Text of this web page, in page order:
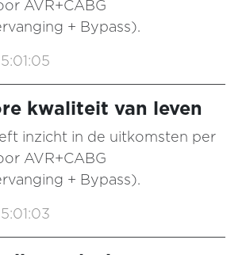
AVR+CABG
+ Bypass).
kwaliteit van leven
inzicht in de uitkomsten per
AVR+CABG
+ Bypass).